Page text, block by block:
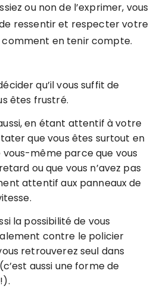
ou non de l’exprimer, vous
ressentir et respecter votre
en tenir compte.
qu’il vous suffit de
êtes frustré.
en étant attentif à votre
que vous êtes surtout en
même parce que vous
ou que vous n’avez pas
attentif aux panneaux de
la possibilité de vous
contre le policier
retrouverez seul dans
aussi une forme de